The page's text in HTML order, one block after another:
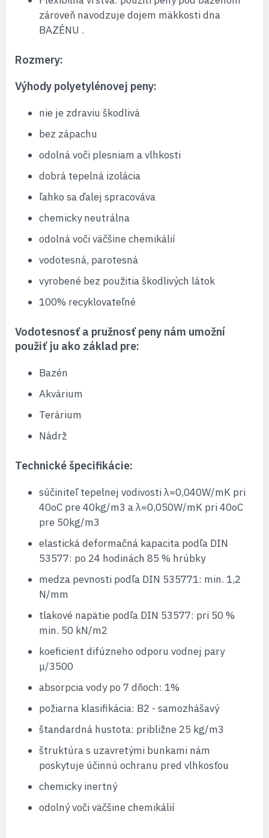
zároveň navodzuje dojem mäkkosti dna
BAZÉNU .
Rozmery:
Výhody polyetylénovej peny:
nie je zdraviu škodlivá
bez zápachu
odolná voči plesniam a vlhkosti
dobrá tepelná izolácia
ľahko sa ďalej spracováva
chemicky neutrálna
odolná voči väčšine chemikálií
vodotesná, parotesná
vyrobené bez použitia škodlivých látok
100% recyklovateľné
Vodotesnosť a pružnosť peny nám umožní
použiť ju ako základ pre:
Bazén
Akvárium
Terárium
Nádrž
Technické špecifikácie:
súčiniteľ tepelnej vodivosti λ=0,040W/mK pri
40oC pre 40kg/m3 a λ=0,050W/mK pri 40oC
pre 50kg/m3
elastická deformačná kapacita podľa DIN
53577: po 24 hodinách 85 % hrúbky
medza pevnosti podľa DIN 535771: min. 1,2
N/mm
tlakové napätie podľa DIN 53577: pri 50 %
min. 50 kN/m2
koeficient difúzneho odporu vodnej pary
μ/3500
absorpcia vody po 7 dňoch: 1%
požiarna klasifikácia: B2 - samozhášavý
štandardná hustota: približne 25 kg/m3
štruktúra s uzavretými bunkami nám
poskytuje účinnú ochranu pred vlhkosťou
chemicky inertný
odolný voči väčšine chemikálií